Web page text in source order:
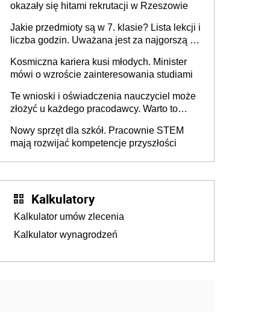
okazały się hitami rekrutacji w Rzeszowie
Jakie przedmioty są w 7. klasie? Lista lekcji i
liczba godzin. Uważana jest za najgorszą -
Kosmiczna kariera kusi młodych. Minister
mówi o wzroście zainteresowania studiami
Te wnioski i oświadczenia nauczyciel może
złożyć u każdego pracodawcy. Warto to
szkolnego 2026/2027
Nowy sprzęt dla szkół. Pracownie STEM
mają rozwijać kompetencje przyszłości
Kalkulatory
Kalkulator umów zlecenia
Kalkulator wynagrodzeń